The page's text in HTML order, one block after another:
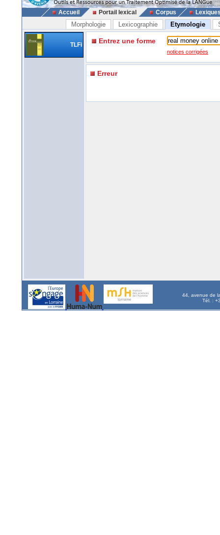
Accueil Portail lexical Corpus
Morphologie Lexicographie Etymologie
TLFi Entrez une forme
notices corrigées
Erreur
44, avenue de
Tél. :